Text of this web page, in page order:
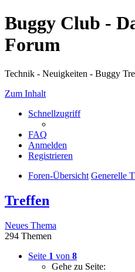
Buggy Club -
Forum
Technik - Neuigkeiten - Buggy
Zum Inhalt
Schnellzugriff
FAQ
Anmelden
Registrieren
Foren-Übersicht Generelle
Treffen
Neues Thema
294 Themen
Seite 1 von 8
Gehe zu Seite: